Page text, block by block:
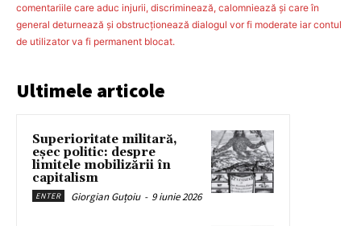
comentariile care aduc injurii, discriminează, calomniează şi care în
general deturnează şi obstrucţionează dialogul vor fi moderate iar contul
de utilizator va fi permanent blocat.
Ultimele articole
Superioritate militară,
eșec politic: despre
limitele mobilizării în
capitalism
ENTER Giorgian Guțoiu - 9 iunie 2026